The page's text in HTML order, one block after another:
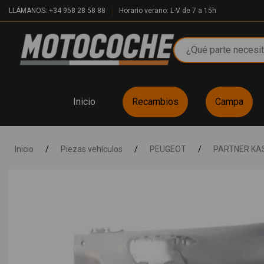
LLÁMANOS: +34 958 28 58 88 Horario verano: L-V de 7 a 15h
Inicio Recambios Campa
Inicio / Piezas vehículos / PEUGEOT / PARTNER